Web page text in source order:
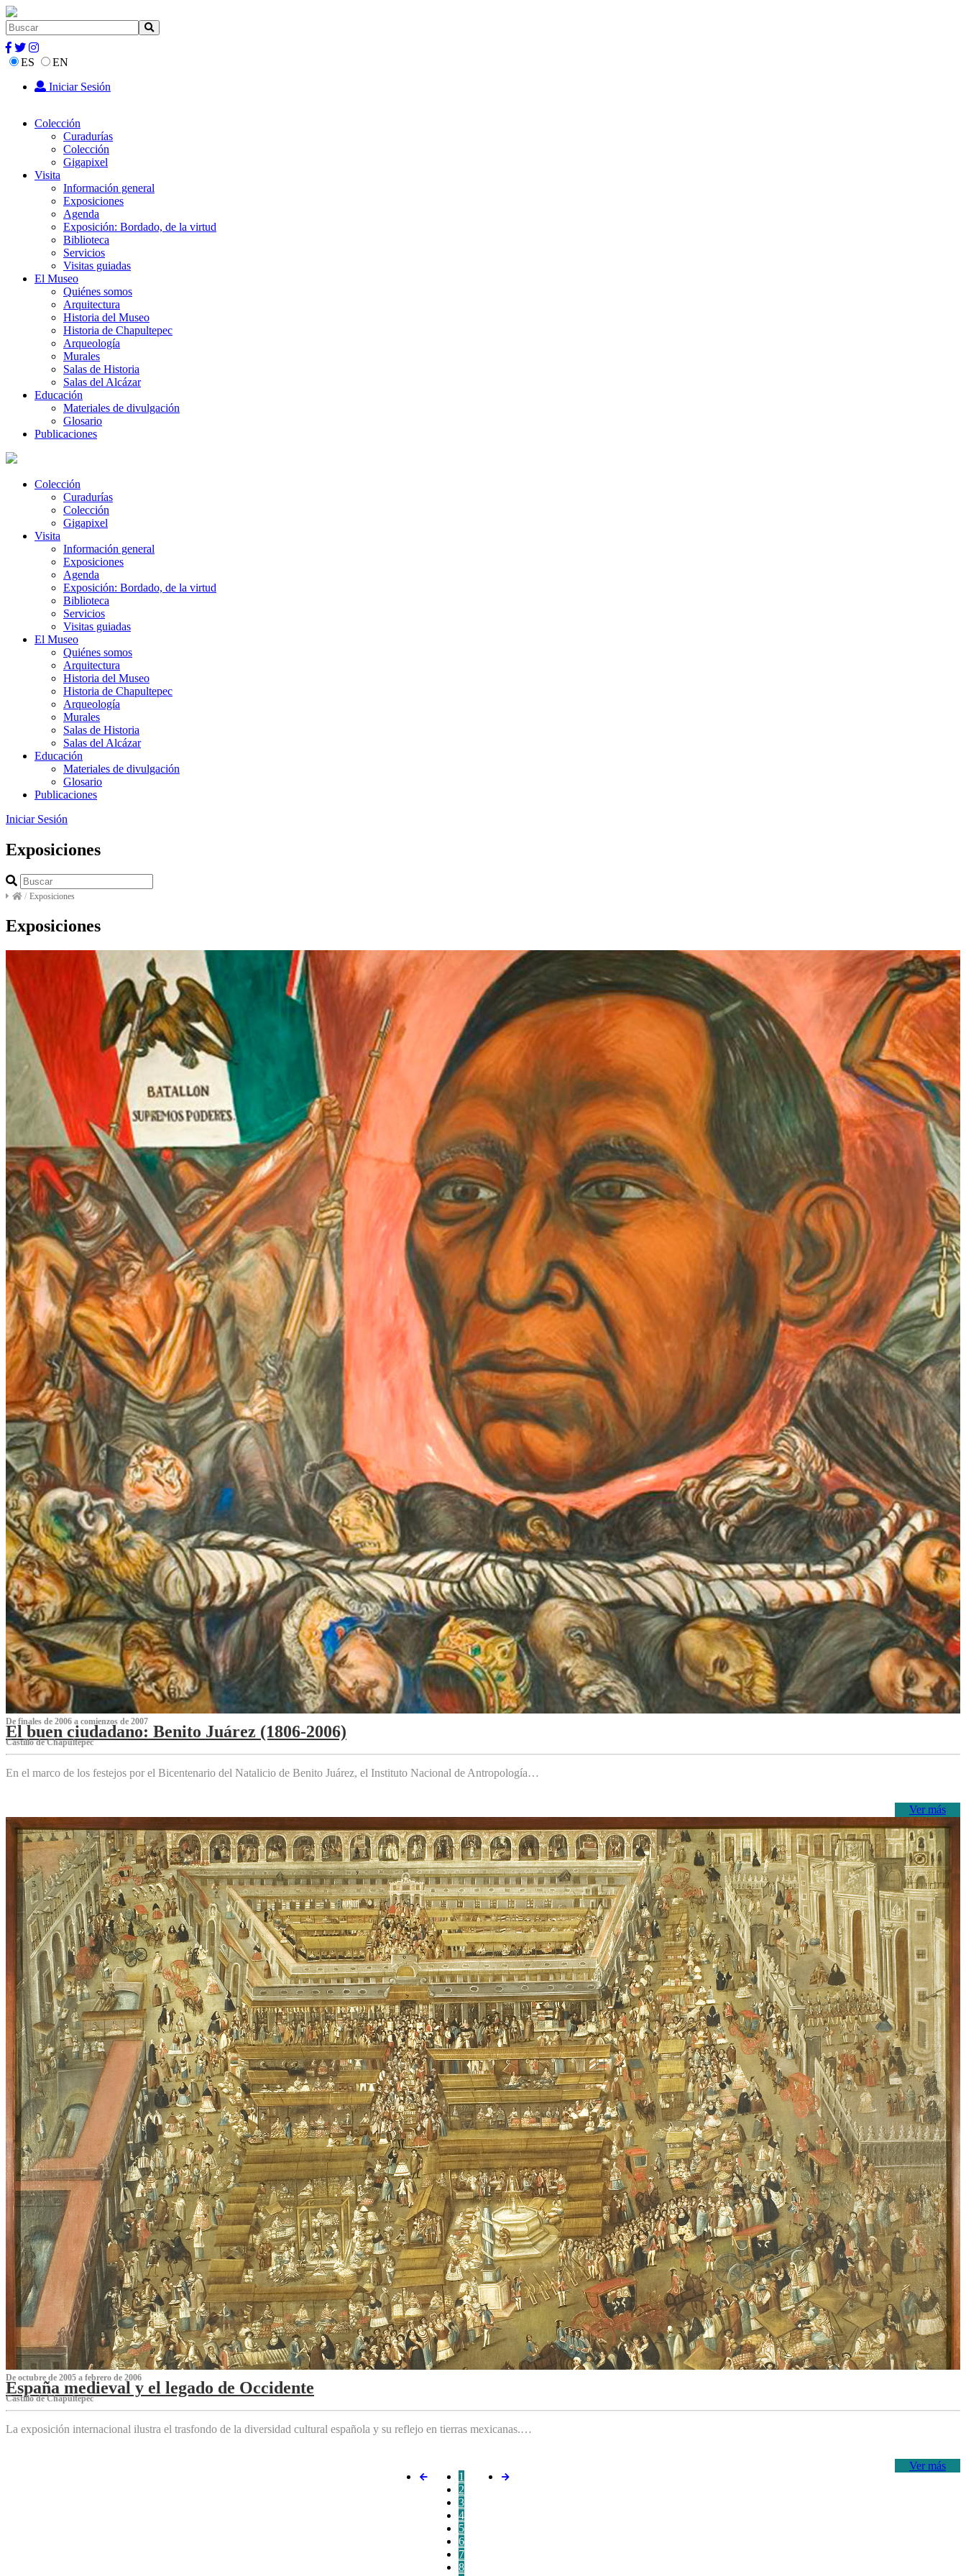
ES
EN
Iniciar Sesión
Colección
Curadurías
Colección
Gigapixel
Visita
Información general
Exposiciones
Agenda
Exposición: Bordado, de la virtud
Biblioteca
Servicios
Visitas guiadas
El Museo
Quiénes somos
Arquitectura
Historia del Museo
Historia de Chapultepec
Arqueología
Murales
Salas de Historia
Salas del Alcázar
Educación
Materiales de divulgación
Glosario
Publicaciones
Colección
Curadurías
Colección
Gigapixel
Visita
Información general
Exposiciones
Agenda
Exposición: Bordado, de la virtud
Biblioteca
Servicios
Visitas guiadas
El Museo
Quiénes somos
Arquitectura
Historia del Museo
Historia de Chapultepec
Arqueología
Murales
Salas de Historia
Salas del Alcázar
Educación
Materiales de divulgación
Glosario
Publicaciones
Iniciar Sesión
Exposiciones
/ Exposiciones
Exposiciones
De finales de 2006 a comienzos de 2007
El buen ciudadano: Benito Juárez (1806-2006)
Castillo de Chapultepec
En el marco de los festejos por el Bicentenario del Natalicio de Benito Juárez, el Instituto Nacional de Antropología…
Ver más
De octubre de 2005 a febrero de 2006
España medieval y el legado de Occidente
Castillo de Chapultepec
La exposición internacional ilustra el trasfondo de la diversidad cultural española y su reflejo en tierras mexicanas.…
Ver más
1
2
3
4
5
6
7
8